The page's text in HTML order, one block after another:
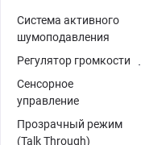
Система активного
шумоподавления
Регулятор громкости
Сенсорное
управление
Прозрачный режим
(Talk Through)